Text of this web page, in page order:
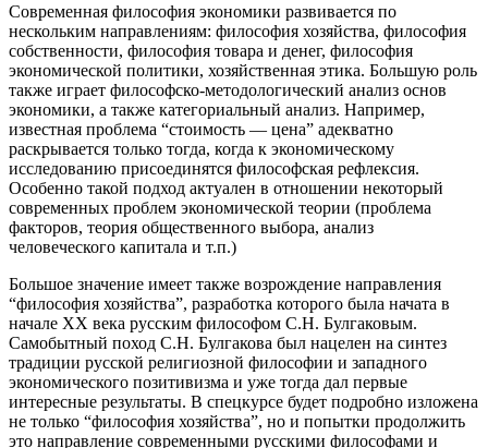
Современная философия экономики развивается по
нескольким направлениям: философия хозяйства, философия
собственности, философия товара и денег, философия
экономической политики, хозяйственная этика. Большую роль
также играет философско-методологический анализ основ
экономики, а также категориальный анализ. Например,
известная проблема “стоимость — цена” адекватно
раскрывается только тогда, когда к экономическому
исследованию присоединятся философская рефлексия.
Особенно такой подход актуален в отношении некоторый
современных проблем экономической теории (проблема
факторов, теория общественного выбора, анализ
человеческого капитала и т.п.)
Большое значение имеет также возрождение направления
“философия хозяйства”, разработка которого была начата в
начале XX века русским философом С.Н. Булгаковым.
Самобытный поход С.Н. Булгакова был нацелен на синтез
традиции русской религиозной философии и западного
экономического позитивизма и уже тогда дал первые
интересные результаты. В спецкурсе будет подробно изложена
не только “философия хозяйства”, но и попытки продолжить
это направление современными русскими философами и